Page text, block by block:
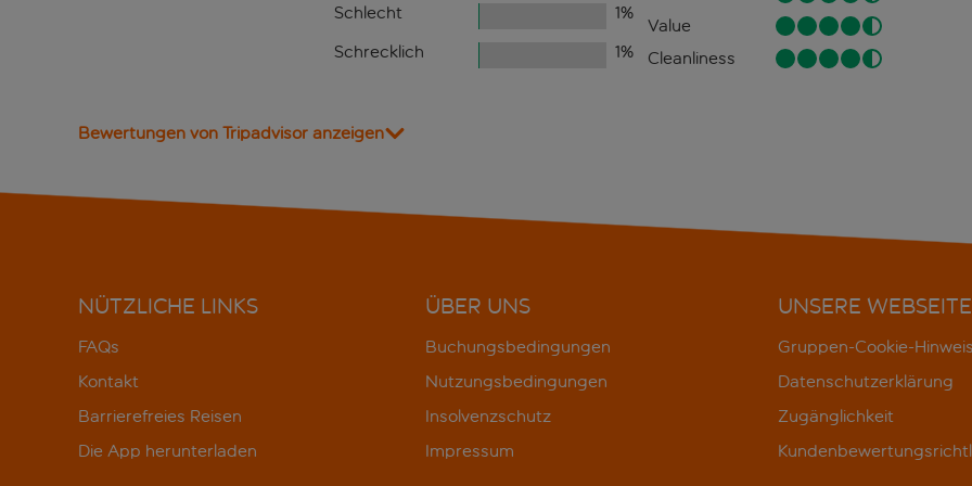
Schlecht
1%
Schrecklich
1%
Value
Cleanliness
Bewertungen von Tripadvisor anzeigen
NÜTZLICHE LINKS
FAQs
Kontakt
Barrierefreies Reisen
Die App herunterladen
ÜBER UNS
Buchungsbedingungen
Nutzungsbedingungen
Insolvenzschutz
Impressum
UNSERE WEBSEITE
Gruppen-Cookie-Hinweis
Datenschutzerklärung
Zugänglichkeit